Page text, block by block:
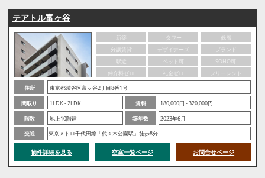
テアトル富ヶ谷
新築 タワー
低層
分譲賃貸
デザイナーズ
ブランド
駅近
ペット可
SOHO可
仲介料ゼロ
礼金ゼロ
フリーレント
住所
東京都渋谷区富ヶ谷2丁目8番1号
間取り
1LDK - 2LDK 賃料
180,000円 - 320,000円
階数
地上10階建 築年数
2023年6月
交通
東京メトロ千代田線「代々木公園駅」徒歩8分
物件詳細を見る 空室一覧ページ お問合せページ